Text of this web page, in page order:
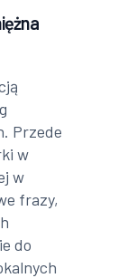
Przede
w
w
frazy,
do